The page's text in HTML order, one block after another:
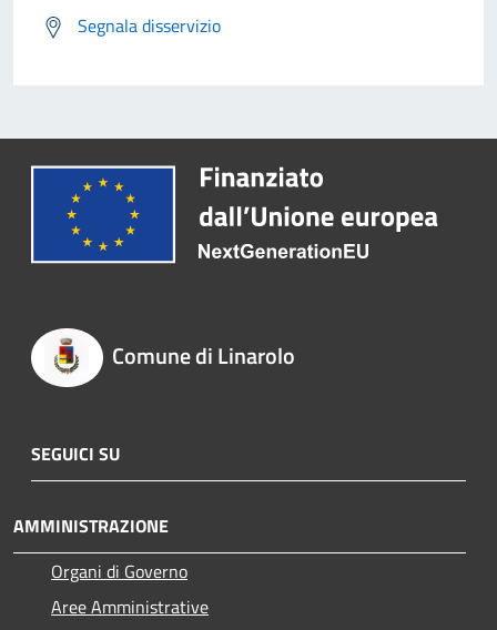
Segnala disservizio
Comune di Linarolo
SEGUICI SU
AMMINISTRAZIONE
Organi di Governo
Aree Amministrative